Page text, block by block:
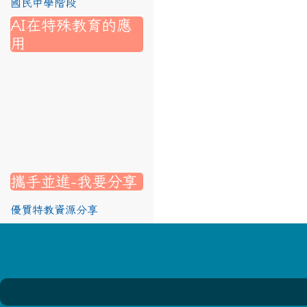
國民中學階段
AI在特殊教育的應
用
攜手並進-我要分享
優質特教資源分享